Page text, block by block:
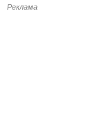
Реклама